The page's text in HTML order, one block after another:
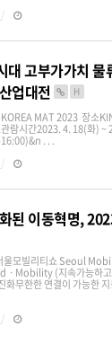
대 고부가가치
업대전
H
MAT 2023 장소
람시간2023. 4. 18(화)
. . .
된 이동혁명,
울모빌리티쇼 Seoul
Mobility (지속가능하고
화무한한 연결이 가능한